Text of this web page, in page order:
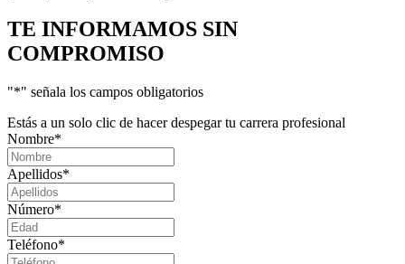
TE INFORMAMOS SIN
COMPROMISO
"*" señala los campos obligatorios
Estás a un solo clic de hacer despegar tu carrera profesional
Nombre*
Apellidos*
Número*
Teléfono*